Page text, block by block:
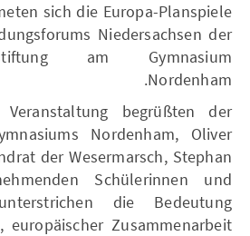
sich die Europa-Planspiele
Niedersachsen der
Stiftung am Gymnasium
Nordenham.
begrüßten der
Nordenham, Oliver
der Wesermarsch, Stephan
Schülerinnen und
die Bedeutung
europäischer Zusammenarbeit